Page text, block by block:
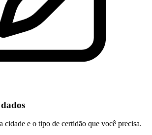
cidade e o tipo de certidão que você precisa.